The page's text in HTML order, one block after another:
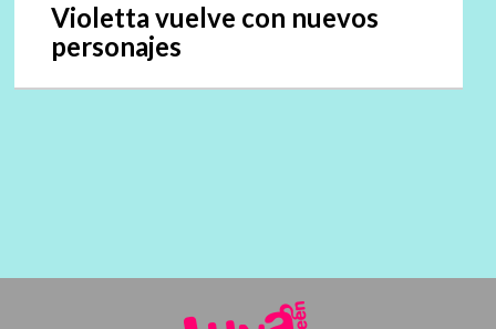
Violetta vuelve con nuevos
personajes